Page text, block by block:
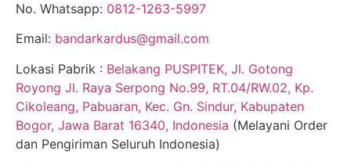
No. Whatsapp: 0812-1263-5997
Email: bandarkardus@gmail.com
Lokasi Pabrik : Belakang PUSPITEK, Jl. Gotong
Royong Jl. Raya Serpong No.99, RT.04/RW.02, Kp.
Cikoleang, Pabuaran, Kec. Gn. Sindur, Kabupaten
Bogor, Jawa Barat 16340, Indonesia (Melayani Order
dan Pengiriman Seluruh Indonesia)